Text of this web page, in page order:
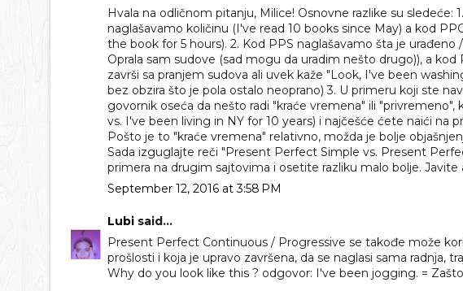
Hvala na odličnom pitanju, Milice! Osnovne razlike su sledeće:
naglašavamo količinu (I've read 10 books since May) a kod
the book for 5 hours). 2. Kod PPS naglašavamo šta je
Oprala sam sudove (sad mogu da uradim nešto drugo)), a
završi sa pranjem sudova ali uvek kaže "Look, I've been
bez obzira što je pola ostalo neoprano) 3. U primeru koji ste
govornik oseća da nešto radi "kraće vremena" ili "privremeno",
vs. I've been living in NY for 10 years) i najčešće ćete naići na
Pošto je to "kraće vremena" relativno, možda je bolje
Sada izguglajte reči "Present Perfect Simple vs. Present
primera na drugim sajtovima i osetite razliku malo bolje. Javite
September 12, 2016 at 3:58 PM
Lubi said...
Present Perfect Continuous / Progressive se takođe može
prošlosti i koja je upravo završena, da se naglasi sama radnja,
Why do you look like this ? odgovor: I've been jogging. =